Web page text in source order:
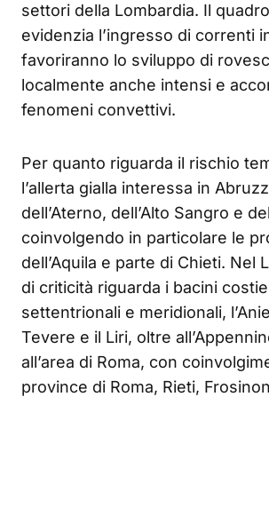
settori della Lombardia. Il
evidenzia l’ingresso di correnti
favoriranno lo sviluppo di
localmente anche intensi e
fenomeni convettivi.
Per quanto riguarda il rischio
l’allerta gialla interessa in
dell’Aterno, dell’Alto Sangro e
coinvolgendo in particolare le
dell’Aquila e parte di Chieti. Nel
di criticità riguarda i bacini
settentrionali e meridionali,
Tevere e il Liri, oltre
all’area di Roma, con
province di Roma, Rieti,